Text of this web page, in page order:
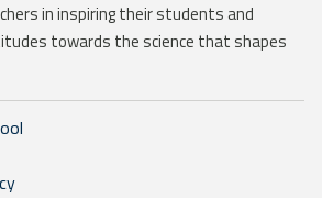
in inspiring their students and
towards the science that shapes